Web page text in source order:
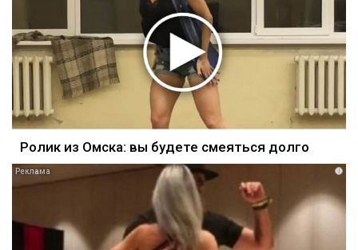
Ролик из Омска: вы будете смеяться долго
i